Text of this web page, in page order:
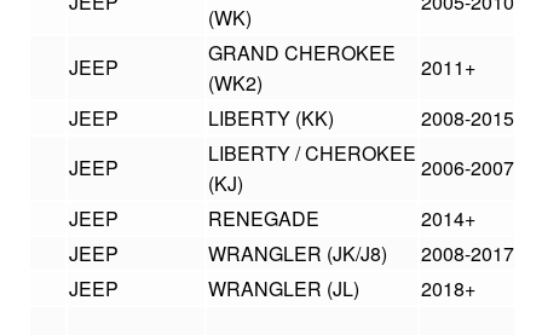
(WK)
JEEP
GRAND CHEROKEE
(WK2)
2011+
JEEP
LIBERTY (KK) 2008-2015
JEEP
LIBERTY / CHEROKEE
(KJ)
2006-2007
JEEP
RENEGADE 2014+
JEEP
WRANGLER (JK/J8) 2008-2017
JEEP
WRANGLER (JL) 2018+